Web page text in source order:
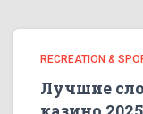
RECREATION &
Лучшие